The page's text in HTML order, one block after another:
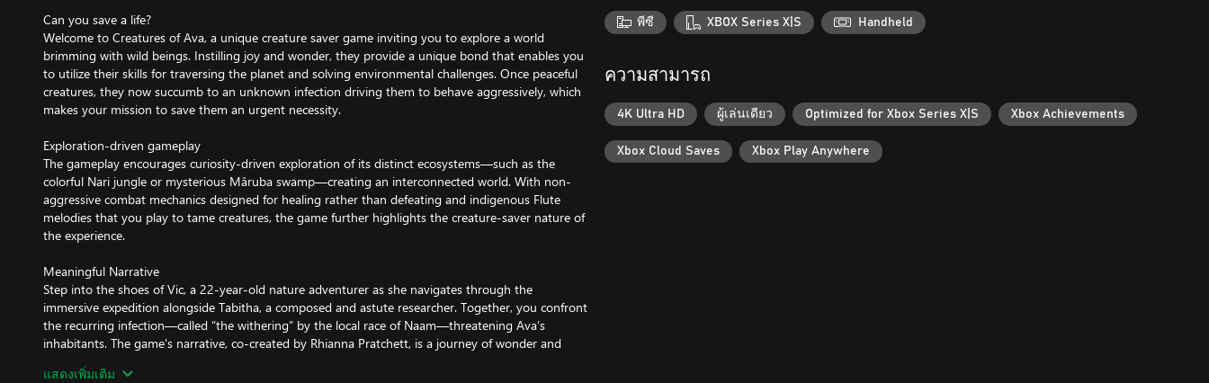
Can you save a life?
Welcome to Creatures of Ava, a unique creature saver game inviting you to explore a world
brimming with wild beings. Instilling joy and wonder, they provide a unique bond that enables you
to utilize their skills for traversing the planet and solving environmental challenges. Once peaceful
creatures, they now succumb to an unknown infection driving them to behave aggressively, which
makes your mission to save them an urgent necessity.
Exploration-driven gameplay
The gameplay encourages curiosity-driven exploration of its distinct ecosystems—such as the
colorful Nari jungle or mysterious Mâruba swamp—creating an interconnected world. With non-
aggressive combat mechanics designed for healing rather than defeating and indigenous Flute
melodies that you play to tame creatures, the game further highlights the creature-saver nature of
the experience.
Meaningful Narrative
Step into the shoes of Vic, a 22-year-old nature adventurer as she navigates through the
immersive expedition alongside Tabitha, a composed and astute researcher. Together, you confront
the recurring infection—called “the withering” by the local race of Naam—threatening Ava’s
inhabitants. The game's narrative, co-created by Rhianna Pratchett, is a journey of wonder and
แสดงเพิ่มเติม
พีซี XBOX Series X|S Handheld
ความสามารถ
4K Ultra HD ผู้เล่นเดียว Optimized for Xbox Series X|S Xbox Achievements
Xbox Cloud Saves Xbox Play Anywhere